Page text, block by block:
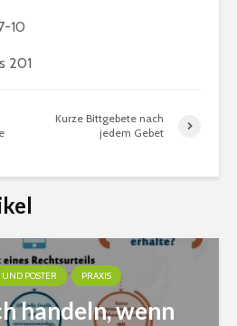
10
201
Kurze Bittgebete nach
jedem Gebet
UND POSTER PRAXIS
handeln, wenn